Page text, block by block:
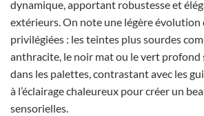
dynamique, apportant robustesse et
extérieurs. On note une légère évolution
privilégiées : les teintes plus sourdes
anthracite, le noir mat ou le vert profond
dans les palettes, contrastant avec les
à l’éclairage chaleureux pour créer un
sensorielles.